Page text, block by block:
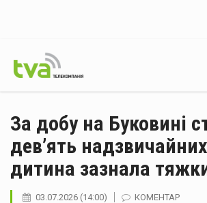
За добу на Буковині
дев’ять
дитина зазнала
03.07.2026 (14:00) КОМЕНТАР